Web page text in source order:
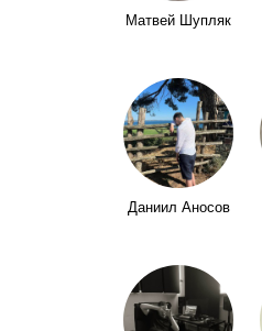
Матвей Шупляк
Даниил Аносов